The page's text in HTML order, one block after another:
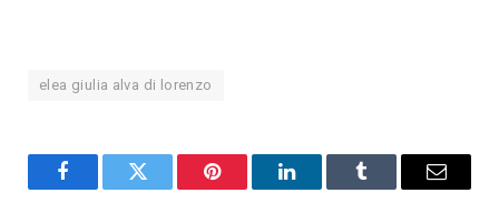
elea giulia alva di lorenzo
FacebookTwitter Pinterest LinkedInTumblr Email